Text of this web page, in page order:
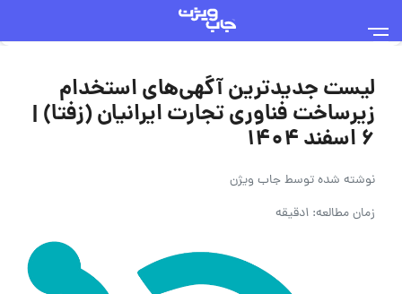
لیست جدیدترین آگهی‌های استخدام
زیرساخت فناوری تجارت ایرانیان (زفتا) |
۶ اسفند ۱۴۰۴
نوشته شده توسطجاب ویژن
زمان مطالعه: 1دقیقه